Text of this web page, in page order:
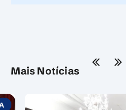
Mais Notícias